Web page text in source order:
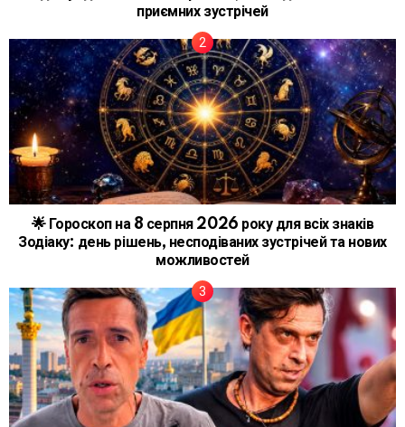
приємних зустрічей
🌟 Гороскоп на 8 серпня 2026 року для всіх знаків
Зодіаку: день рішень, несподіваних зустрічей та нових
можливостей